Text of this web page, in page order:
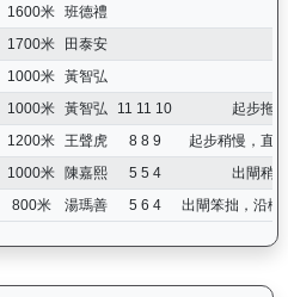
1600米 班德禮
1700米
田泰安
1000米 黃智弘
1000米 黃智弘 11 11 10
起步拖
1200米 王聲虎 8 8 9
起步稍慢，直
1000米 陳嘉熙 5 5 4
出閘稍
800米 湯瑪善 5 6 4 出閘笨拙，沿欄